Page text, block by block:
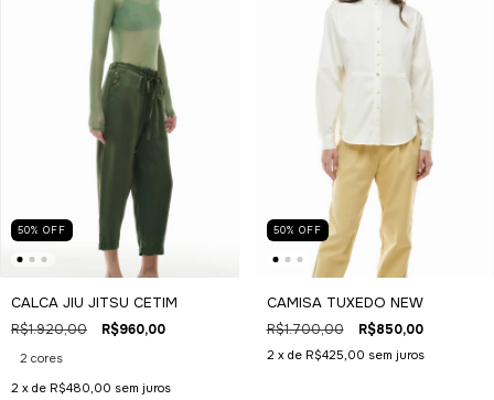
50% OFF
CALCA JIU JITSU CETIM
R$1.920,00 R$960,00
2 cores
2 x de R$480,00 sem juros
50% OFF
CAMISA TUXEDO NEW
R$1.700,00 R$850,00
2 x de R$425,00 sem juros